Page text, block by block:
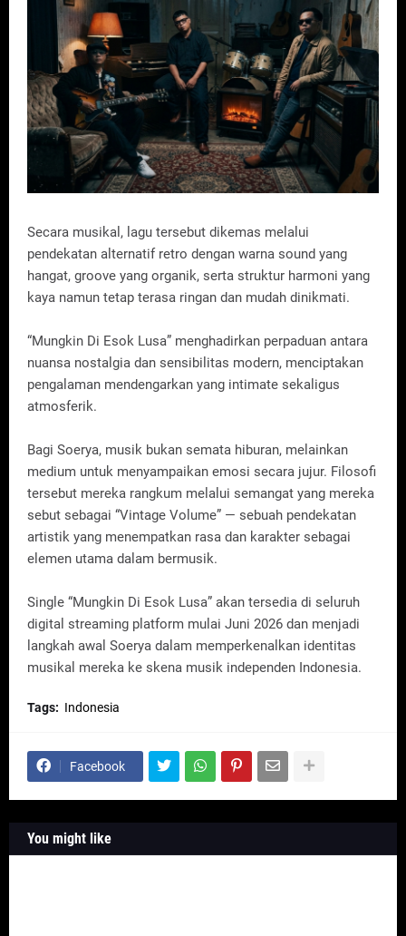
Secara musikal, lagu tersebut dikemas melalui
pendekatan alternatif retro dengan warna sound yang
hangat, groove yang organik, serta struktur harmoni yang
kaya namun tetap terasa ringan dan mudah dinikmati.
“Mungkin Di Esok Lusa” menghadirkan perpaduan antara
nuansa nostalgia dan sensibilitas modern, menciptakan
pengalaman mendengarkan yang intimate sekaligus
atmosferik.
Bagi Soerya, musik bukan semata hiburan, melainkan
medium untuk menyampaikan emosi secara jujur. Filosofi
tersebut mereka rangkum melalui semangat yang mereka
sebut sebagai “Vintage Volume” — sebuah pendekatan
artistik yang menempatkan rasa dan karakter sebagai
elemen utama dalam bermusik.
Single “Mungkin Di Esok Lusa” akan tersedia di seluruh
digital streaming platform mulai Juni 2026 dan menjadi
langkah awal Soerya dalam memperkenalkan identitas
musikal mereka ke skena musik independen Indonesia.
Tags: Indonesia
Facebook
You might like